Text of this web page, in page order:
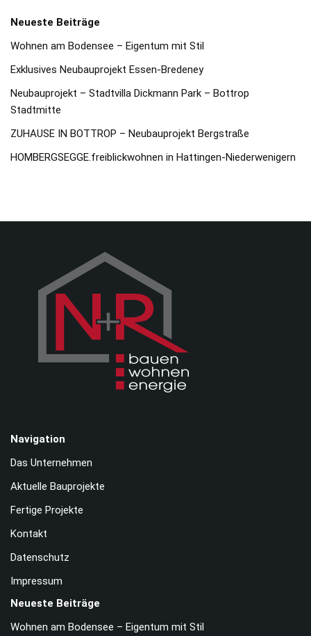
Neueste Beiträge
Wohnen am Bodensee – Eigentum mit Stil
Exklusives Neubauprojekt Essen-Bredeney
Neubauprojekt – Stadtvilla Dickmann Park – Bottrop
Stadtmitte
ZUHAUSE IN BOTTROP – Neubauprojekt Bergstraße
HOMBERGSEGGE.freiblickwohnen in Hattingen-Niederwenigern
Navigation
Das Unternehmen
Aktuelle Bauprojekte
Fertige Projekte
Kontakt
Datenschutz
Impressum
Neueste Beiträge
Wohnen am Bodensee – Eigentum mit Stil